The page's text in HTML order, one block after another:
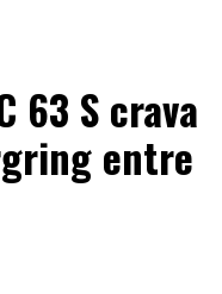
63 S crava
entre